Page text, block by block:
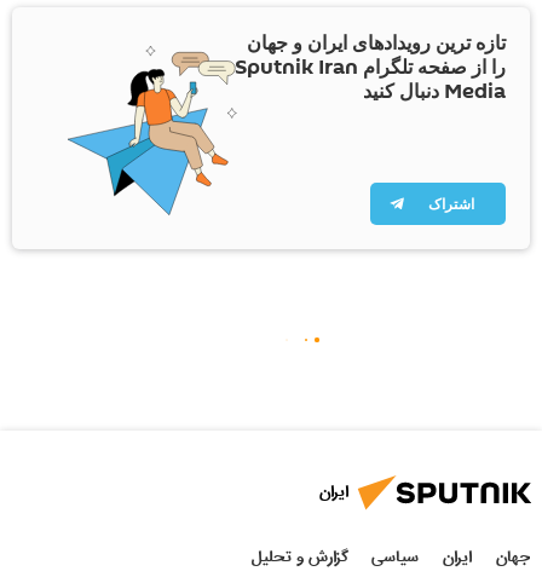
تازه ترین رویدادهای ایران و جهان
را از صفحه تلگرام Sputnik Iran
Media دنبال کنید
اشتراک
ایران
جهان ایران سیاسی گزارش و تحلیل